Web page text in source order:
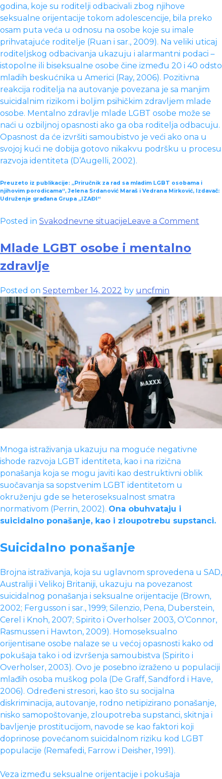
godina, koje su roditelji odbacivali zbog njihove
seksualne orijentacije tokom adolescencije, bila preko
osam puta veća u odnosu na osobe koje su imale
prihvatajuće roditelje (Ruan i sar., 2009). Na veliki uticaj
roditeljskog odbacivanja ukazuju i alarmantni podaci –
istopolne ili biseksualne osobe čine između 20 i 40 odsto
mladih beskućnika u Americi (Ray, 2006). Pozitivna
reakcija roditelja na autovanje povezana je sa manjim
suicidalnim rizikom i boljim psihičkim zdravljem mlade
osobe. Mentalno zdravlje mlade LGBT osobe može se
naći u ozbiljnoj opasnosti ako ga oba roditelja odbacuju.
Opasnost da će izvršiti samoubistvo je veći ako ona u
svojoj kući ne dobija gotovo nikakvu podršku u procesu
razvoja identiteta (D’Augelli, 2002).
Preuzeto iz publikacije: „Priručnik za rad sa mladim LGBT osobama i
njihovim porodicama“, Jelena Srdanović Maraš i Vedrana Mirković, Izdavač:
Udruženje građana Grupa „IZAĐI“
Posted in Svakodnevne situacije Leave a Comment
Mlade LGBT osobe i mentalno
zdravlje
Posted on September 14, 2022 by uncfmin
Mnoga istraživanja ukazuju na moguće negativne
ishode razvoja LGBT identiteta, kao i na rizična
ponašanja koja se mogu javiti kao destruktivni oblik
suočavanja sa sopstvenim LGBT identitetom u
okruženju gde se heteroseksualnost smatra
normativom (Perrin, 2002). Ona obuhvataju i
suicidalno ponašanje, kao i zloupotrebu supstanci.
Suicidalno ponašanje
Brojna istraživanja, koja su uglavnom sprovedena u SAD,
Australiji i Velikoj Britaniji, ukazuju na povezanost
suicidalnog ponašanja i seksualne orijentacije (Brown,
2002; Fergusson i sar., 1999; Silenzio, Pena, Duberstein,
Cerel i Knoh, 2007; Spirito i Overholser 2003, O’Connor,
Rasmussen i Hawton, 2009). Homoseksualno
orijentisane osobe nalaze se u većoj opasnosti kako od
pokušaja tako i od izvršenja samoubistva (Spirito i
Overholser, 2003). Ovo je posebno izraženo u populaciji
mlađih osoba muškog pola (De Graff, Sandford i Have,
2006). Određeni stresori, kao što su socijalna
diskriminacija, autovanje, rodno netipizirano ponašanje,
nisko samopoštovanje, zloupotreba supstanci, skitnja i
bavljenje prostitucijom, navode se kao faktori koji
doprinose povećanom suicidalnom riziku kod LGBT
populacije (Remafedi, Farrow i Deisher, 1991).
Veza između seksualne orijentacije i pokušaja